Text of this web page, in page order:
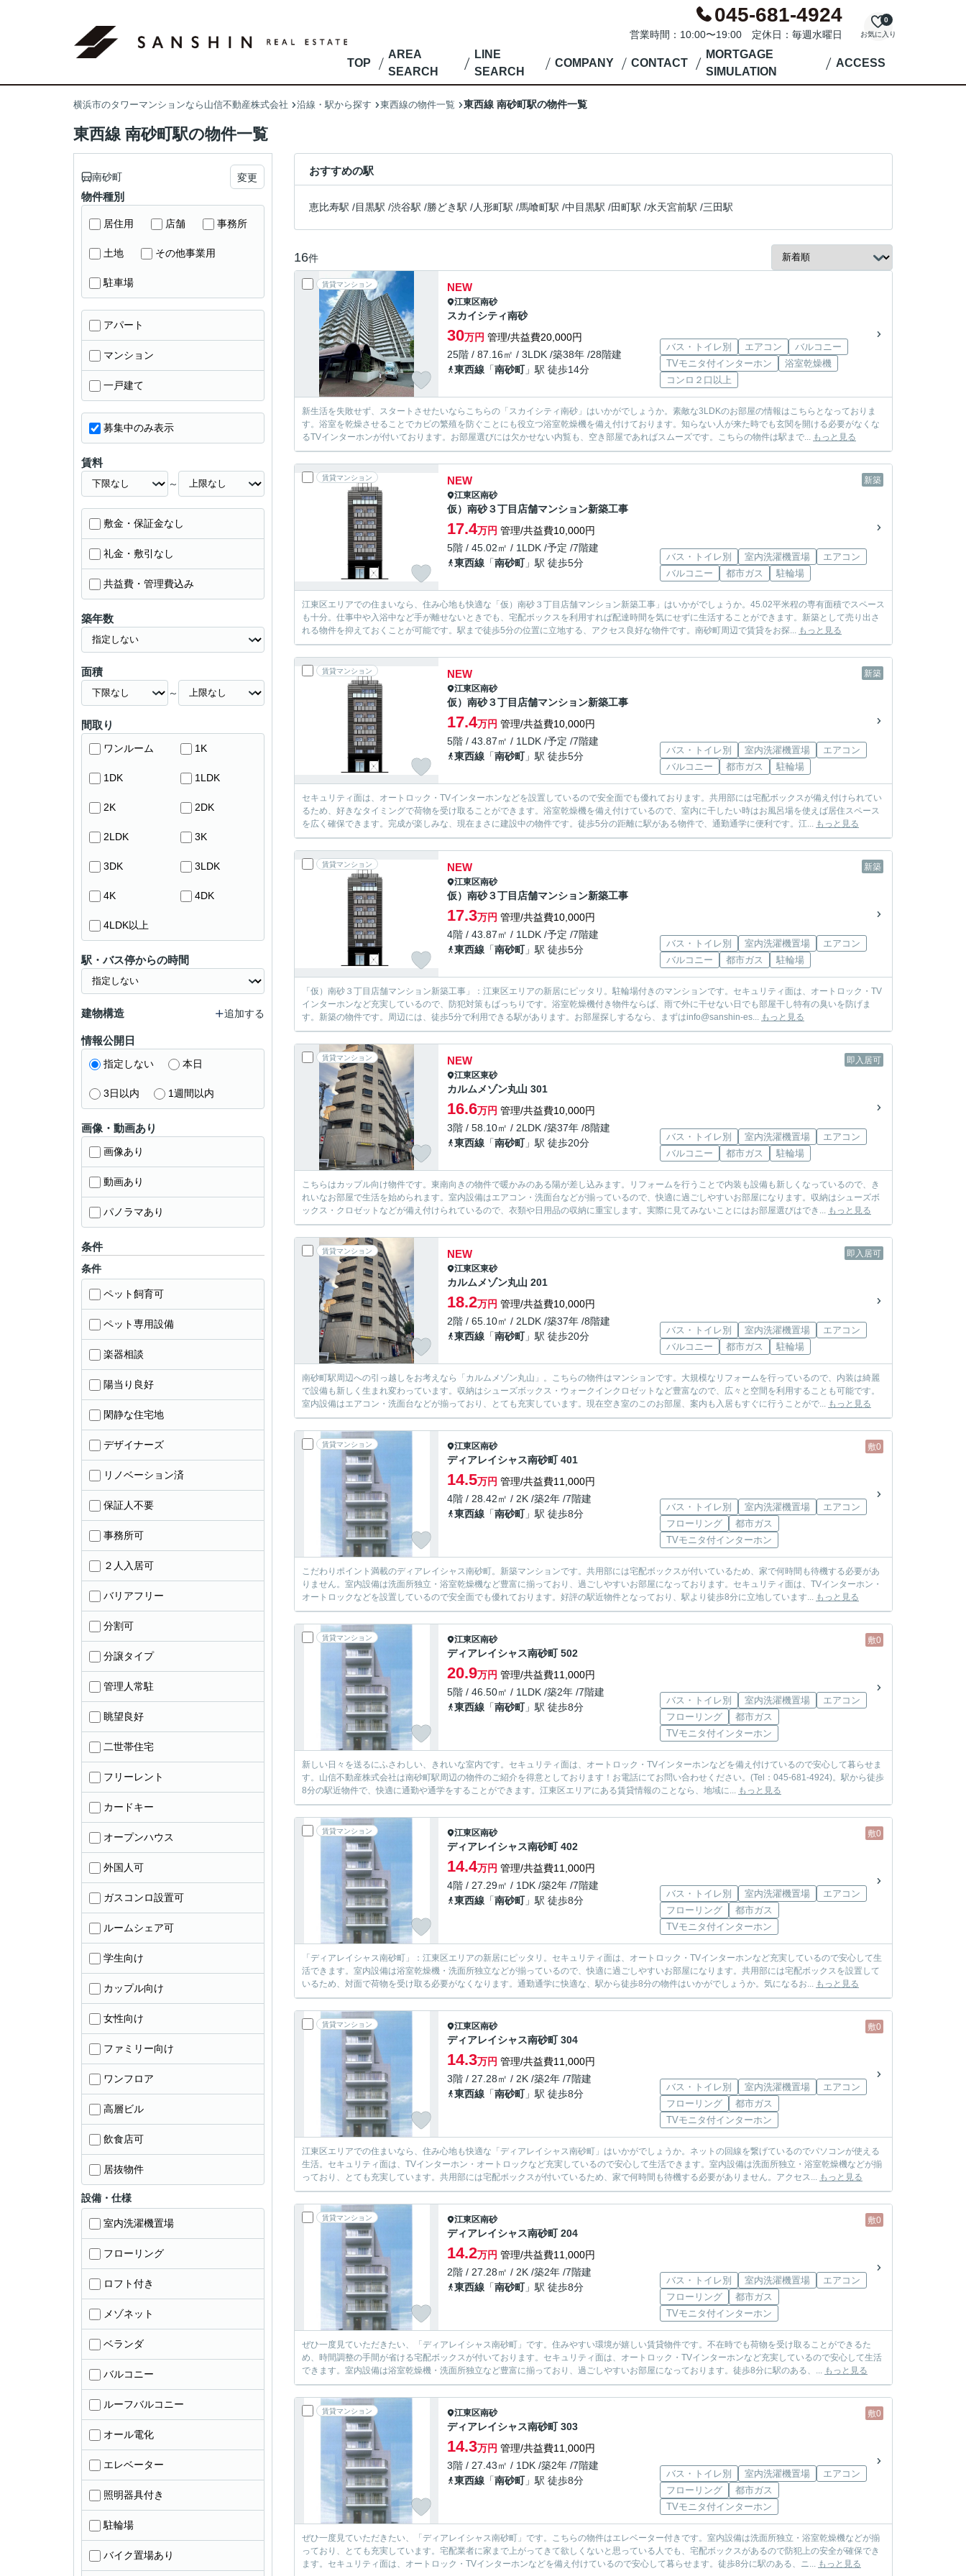
045-681-4924
営業時間：10:00〜19:00 定休日：毎週水曜日 お気に入り
0
TOP
AREA
SEARCH
LINE
SEARCH
COMPANY CONTACT
MORTGAGE
SIMULATION
ACCESS
横浜市のタワーマンションなら山信不動産株式会社 沿線・駅から探す 東西線の物件一覧 東西線 南砂町駅の物件一覧
東西線 南砂町駅の物件一覧
おすすめの駅
恵比寿駅 /目黒駅 /渋谷駅 /勝どき駅 /人形町駅 /馬喰町駅 /中目黒駅 /田町駅 /水天宮前駅 /三田駅
16件
賃貸マンション NEW
江東区南砂
スカイシティ南砂
30万円 管理/共益費20,000円
25階 / 87.16㎡ / 3LDK /築38年 /28階建
東西線 「南砂町」駅 徒歩14分
バス・トイレ別 エアコン
バルコニー
TVモニタ付インターホン
浴室乾燥機
コンロ２口以上
新生活を失敗せず、スタートさせたいならこちらの「スカイシティ南砂」はいかがでしょうか。素敵な3LDKのお部屋の情報はこちらとなっておりま
す。浴室を乾燥させることでカビの繁殖を防ぐことにも役立つ浴室乾燥機を備え付けております。知らない人が来た時でも玄関を開ける必要がなくな
るTVインターホンが付いております。お部屋選びには欠かせない内覧も、空き部屋であればスムーズです。こちらの物件は駅まで... もっと見る
賃貸マンション 新築
NEW
江東区南砂
仮）南砂３丁目店舗マンション新築工事
17.4万円 管理/共益費10,000円
5階 / 45.02㎡ / 1LDK /予定 /7階建
東西線 「南砂町」駅 徒歩5分
バス・トイレ別 室内洗濯機置場
エアコン
バルコニー
都市ガス 駐輪場
江東区エリアでの住まいなら、住み心地も快適な「仮）南砂３丁目店舗マンション新築工事」はいかがでしょうか。45.02平米程の専有面積でスペース
も十分。仕事中や入浴中など手が離せないときでも、宅配ボックスを利用すれば配達時間を気にせずに生活することができます。新築として売り出さ
れる物件を抑えておくことが可能です。駅まで徒歩5分の位置に立地する、アクセス良好な物件です。南砂町周辺で賃貸をお探... もっと見る
賃貸マンション 新築
NEW
江東区南砂
仮）南砂３丁目店舗マンション新築工事
17.4万円 管理/共益費10,000円
5階 / 43.87㎡ / 1LDK /予定 /7階建
東西線 「南砂町」駅 徒歩5分
バス・トイレ別 室内洗濯機置場
エアコン
バルコニー
都市ガス 駐輪場
セキュリティ面は、オートロック・TVインターホンなどを設置しているので安全面でも優れております。共用部には宅配ボックスが備え付けられてい
るため、好きなタイミングで荷物を受け取ることができます。浴室乾燥機を備え付けているので、室内に干したい時はお風呂場を使えば居住スペース
を広く確保できます。完成が楽しみな、現在まさに建設中の物件です。徒歩5分の距離に駅がある物件で、通勤通学に便利です。江... もっと見る
賃貸マンション 新築
NEW
江東区南砂
仮）南砂３丁目店舗マンション新築工事
17.3万円 管理/共益費10,000円
4階 / 43.87㎡ / 1LDK /予定 /7階建
東西線 「南砂町」駅 徒歩5分
バス・トイレ別 室内洗濯機置場
エアコン
バルコニー
都市ガス 駐輪場
「仮）南砂３丁目店舗マンション新築工事」：江東区エリアの新居にピッタリ。駐輪場付きのマンションです。セキュリティ面は、オートロック・TV
インターホンなど充実しているので、防犯対策もばっちりです。浴室乾燥機付き物件ならば、雨で外に干せない日でも部屋干し特有の臭いを防げま
す。新築の物件です。周辺には、徒歩5分で利用できる駅があります。お部屋探しするなら、まずはinfo@sanshin-es... もっと見る
賃貸マンション 即入居可
NEW
江東区東砂
カルムメゾン丸山 301
16.6万円 管理/共益費10,000円
3階 / 58.10㎡ / 2LDK /築37年 /8階建
東西線 「南砂町」駅 徒歩20分
バス・トイレ別 室内洗濯機置場
エアコン
バルコニー
都市ガス 駐輪場
こちらはカップル向け物件です。東南向きの物件で暖かみのある陽が差し込みます。リフォームを行うことで内装も設備も新しくなっているので、き
れいなお部屋で生活を始められます。室内設備はエアコン・洗面台などが揃っているので、快適に過ごしやすいお部屋になります。収納はシューズボ
ックス・クロゼットなどが備え付けられているので、衣類や日用品の収納に重宝します。実際に見てみないことにはお部屋選びはでき... もっと見る
賃貸マンション 即入居可
NEW
江東区東砂
カルムメゾン丸山 201
18.2万円 管理/共益費10,000円
2階 / 65.10㎡ / 2LDK /築37年 /8階建
東西線 「南砂町」駅 徒歩20分
バス・トイレ別 室内洗濯機置場
エアコン
バルコニー
都市ガス 駐輪場
南砂町駅周辺への引っ越しをお考えなら「カルムメゾン丸山」。こちらの物件はマンションです。大規模なリフォームを行っているので、内装は綺麗
で設備も新しく生まれ変わっています。収納はシューズボックス・ウォークインクロゼットなど豊富なので、広々と空間を利用することも可能です。
室内設備はエアコン・洗面台などが揃っており、とても充実しています。現在空き室のこのお部屋、案内も入居もすぐに行うことがで... もっと見る
賃貸マンション 敷0
江東区南砂
ディアレイシャス南砂町 401
14.5万円 管理/共益費11,000円
4階 / 28.42㎡ / 2K /築2年 /7階建
東西線 「南砂町」駅 徒歩8分
バス・トイレ別 室内洗濯機置場
エアコン
フローリング
都市ガス
TVモニタ付インターホン
こだわりポイント満載のディアレイシャス南砂町。新築マンションです。共用部には宅配ボックスが付いているため、家で何時間も待機する必要があ
りません。室内設備は洗面所独立・浴室乾燥機など豊富に揃っており、過ごしやすいお部屋になっております。セキュリティ面は、TVインターホン・
オートロックなどを設置しているので安全面でも優れております。好評の駅近物件となっており、駅より徒歩8分に立地しています... もっと見る
賃貸マンション 敷0
江東区南砂
ディアレイシャス南砂町 502
20.9万円 管理/共益費11,000円
5階 / 46.50㎡ / 1LDK /築2年 /7階建
東西線 「南砂町」駅 徒歩8分
バス・トイレ別 室内洗濯機置場
エアコン
フローリング
都市ガス
TVモニタ付インターホン
新しい日々を送るにふさわしい、きれいな室内です。セキュリティ面は、オートロック・TVインターホンなどを備え付けているので安心して暮らせま
す。山信不動産株式会社は南砂町駅周辺の物件のご紹介を得意としております！お電話にてお問い合わせください。(Tel：045-681-4924)。駅から徒歩
8分の駅近物件で、快適に通勤や通学をすることができます。江東区エリアにある賃貸情報のことなら、地域に... もっと見る
賃貸マンション 敷0
江東区南砂
ディアレイシャス南砂町 402
14.4万円 管理/共益費11,000円
4階 / 27.29㎡ / 1DK /築2年 /7階建
東西線 「南砂町」駅 徒歩8分
バス・トイレ別 室内洗濯機置場
エアコン
フローリング
都市ガス
TVモニタ付インターホン
「ディアレイシャス南砂町」：江東区エリアの新居にピッタリ。セキュリティ面は、オートロック・TVインターホンなど充実しているので安心して生
活できます。室内設備は浴室乾燥機・洗面所独立などが揃っているので、快適に過ごしやすいお部屋になります。共用部には宅配ボックスを設置して
いるため、対面で荷物を受け取る必要がなくなります。通勤通学に快適な、駅から徒歩8分の物件はいかがでしょうか。気になるお... もっと見る
賃貸マンション 敷0
江東区南砂
ディアレイシャス南砂町 304
14.3万円 管理/共益費11,000円
3階 / 27.28㎡ / 2K /築2年 /7階建
東西線 「南砂町」駅 徒歩8分
バス・トイレ別 室内洗濯機置場
エアコン
フローリング
都市ガス
TVモニタ付インターホン
江東区エリアでの住まいなら、住み心地も快適な「ディアレイシャス南砂町」はいかがでしょうか。ネットの回線を繋げているのでパソコンが使える
生活。セキュリティ面は、TVインターホン・オートロックなど充実しているので安心して生活できます。室内設備は洗面所独立・浴室乾燥機などが揃
っており、とても充実しています。共用部には宅配ボックスが付いているため、家で何時間も待機する必要がありません。アクセス... もっと見る
賃貸マンション 敷0
江東区南砂
ディアレイシャス南砂町 204
14.2万円 管理/共益費11,000円
2階 / 27.28㎡ / 2K /築2年 /7階建
東西線 「南砂町」駅 徒歩8分
バス・トイレ別 室内洗濯機置場
エアコン
フローリング
都市ガス
TVモニタ付インターホン
ぜひ一度見ていただきたい、「ディアレイシャス南砂町」です。住みやすい環境が嬉しい賃貸物件です。不在時でも荷物を受け取ることができるた
め、時間調整の手間が省ける宅配ボックスが付いております。セキュリティ面は、オートロック・TVインターホンなど充実しているので安心して生活
できます。室内設備は浴室乾燥機・洗面所独立など豊富に揃っており、過ごしやすいお部屋になっております。徒歩8分に駅のある、... もっと見る
賃貸マンション 敷0
江東区南砂
ディアレイシャス南砂町 303
14.3万円 管理/共益費11,000円
3階 / 27.43㎡ / 1DK /築2年 /7階建
東西線 「南砂町」駅 徒歩8分
バス・トイレ別 室内洗濯機置場
エアコン
フローリング
都市ガス
TVモニタ付インターホン
ぜひ一度見ていただきたい、「ディアレイシャス南砂町」です。こちらの物件はエレベーター付きです。室内設備は洗面所独立・浴室乾燥機などが揃
っており、とても充実しています。宅配業者に家まで上がってきて欲しくないと思っている人でも、宅配ボックスがあるので防犯上の安全が確保でき
ます。セキュリティ面は、オートロック・TVインターホンなどを備え付けているので安心して暮らせます。徒歩8分に駅のある、ニ... もっと見る
南砂町 変更
物件種別
居住用 店舗 事務所
土地 その他事業用
駐車場
アパート
マンション
一戸建て
募集中のみ表示
賃料
～
敷金・保証金なし
礼金・敷引なし
共益費・管理費込み
築年数
面積
～
間取り
ワンルーム 1K
1DK 1LDK
2K 2DK
2LDK 3K
3DK 3LDK
4K 4DK
4LDK以上
駅・バス停からの時間
建物構造 追加する
情報公開日
指定しない 本日
3日以内 1週間以内
画像・動画あり
画像あり
動画あり
パノラマあり
条件
条件
ペット飼育可
ペット専用設備
楽器相談
陽当り良好
閑静な住宅地
デザイナーズ
リノベーション済
保証人不要
事務所可
２人入居可
バリアフリー
分割可
分譲タイプ
管理人常駐
眺望良好
二世帯住宅
フリーレント
カードキー
オープンハウス
外国人可
ガスコンロ設置可
ルームシェア可
学生向け
カップル向け
女性向け
ファミリー向け
ワンフロア
高層ビル
飲食店可
居抜物件
設備・仕様
室内洗濯機置場
フローリング
ロフト付き
メゾネット
ベランダ
バルコニー
ルーフバルコニー
オール電化
エレベーター
照明器具付き
駐輪場
バイク置場あり